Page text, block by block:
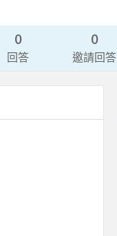
0
回答
0
邀請回答